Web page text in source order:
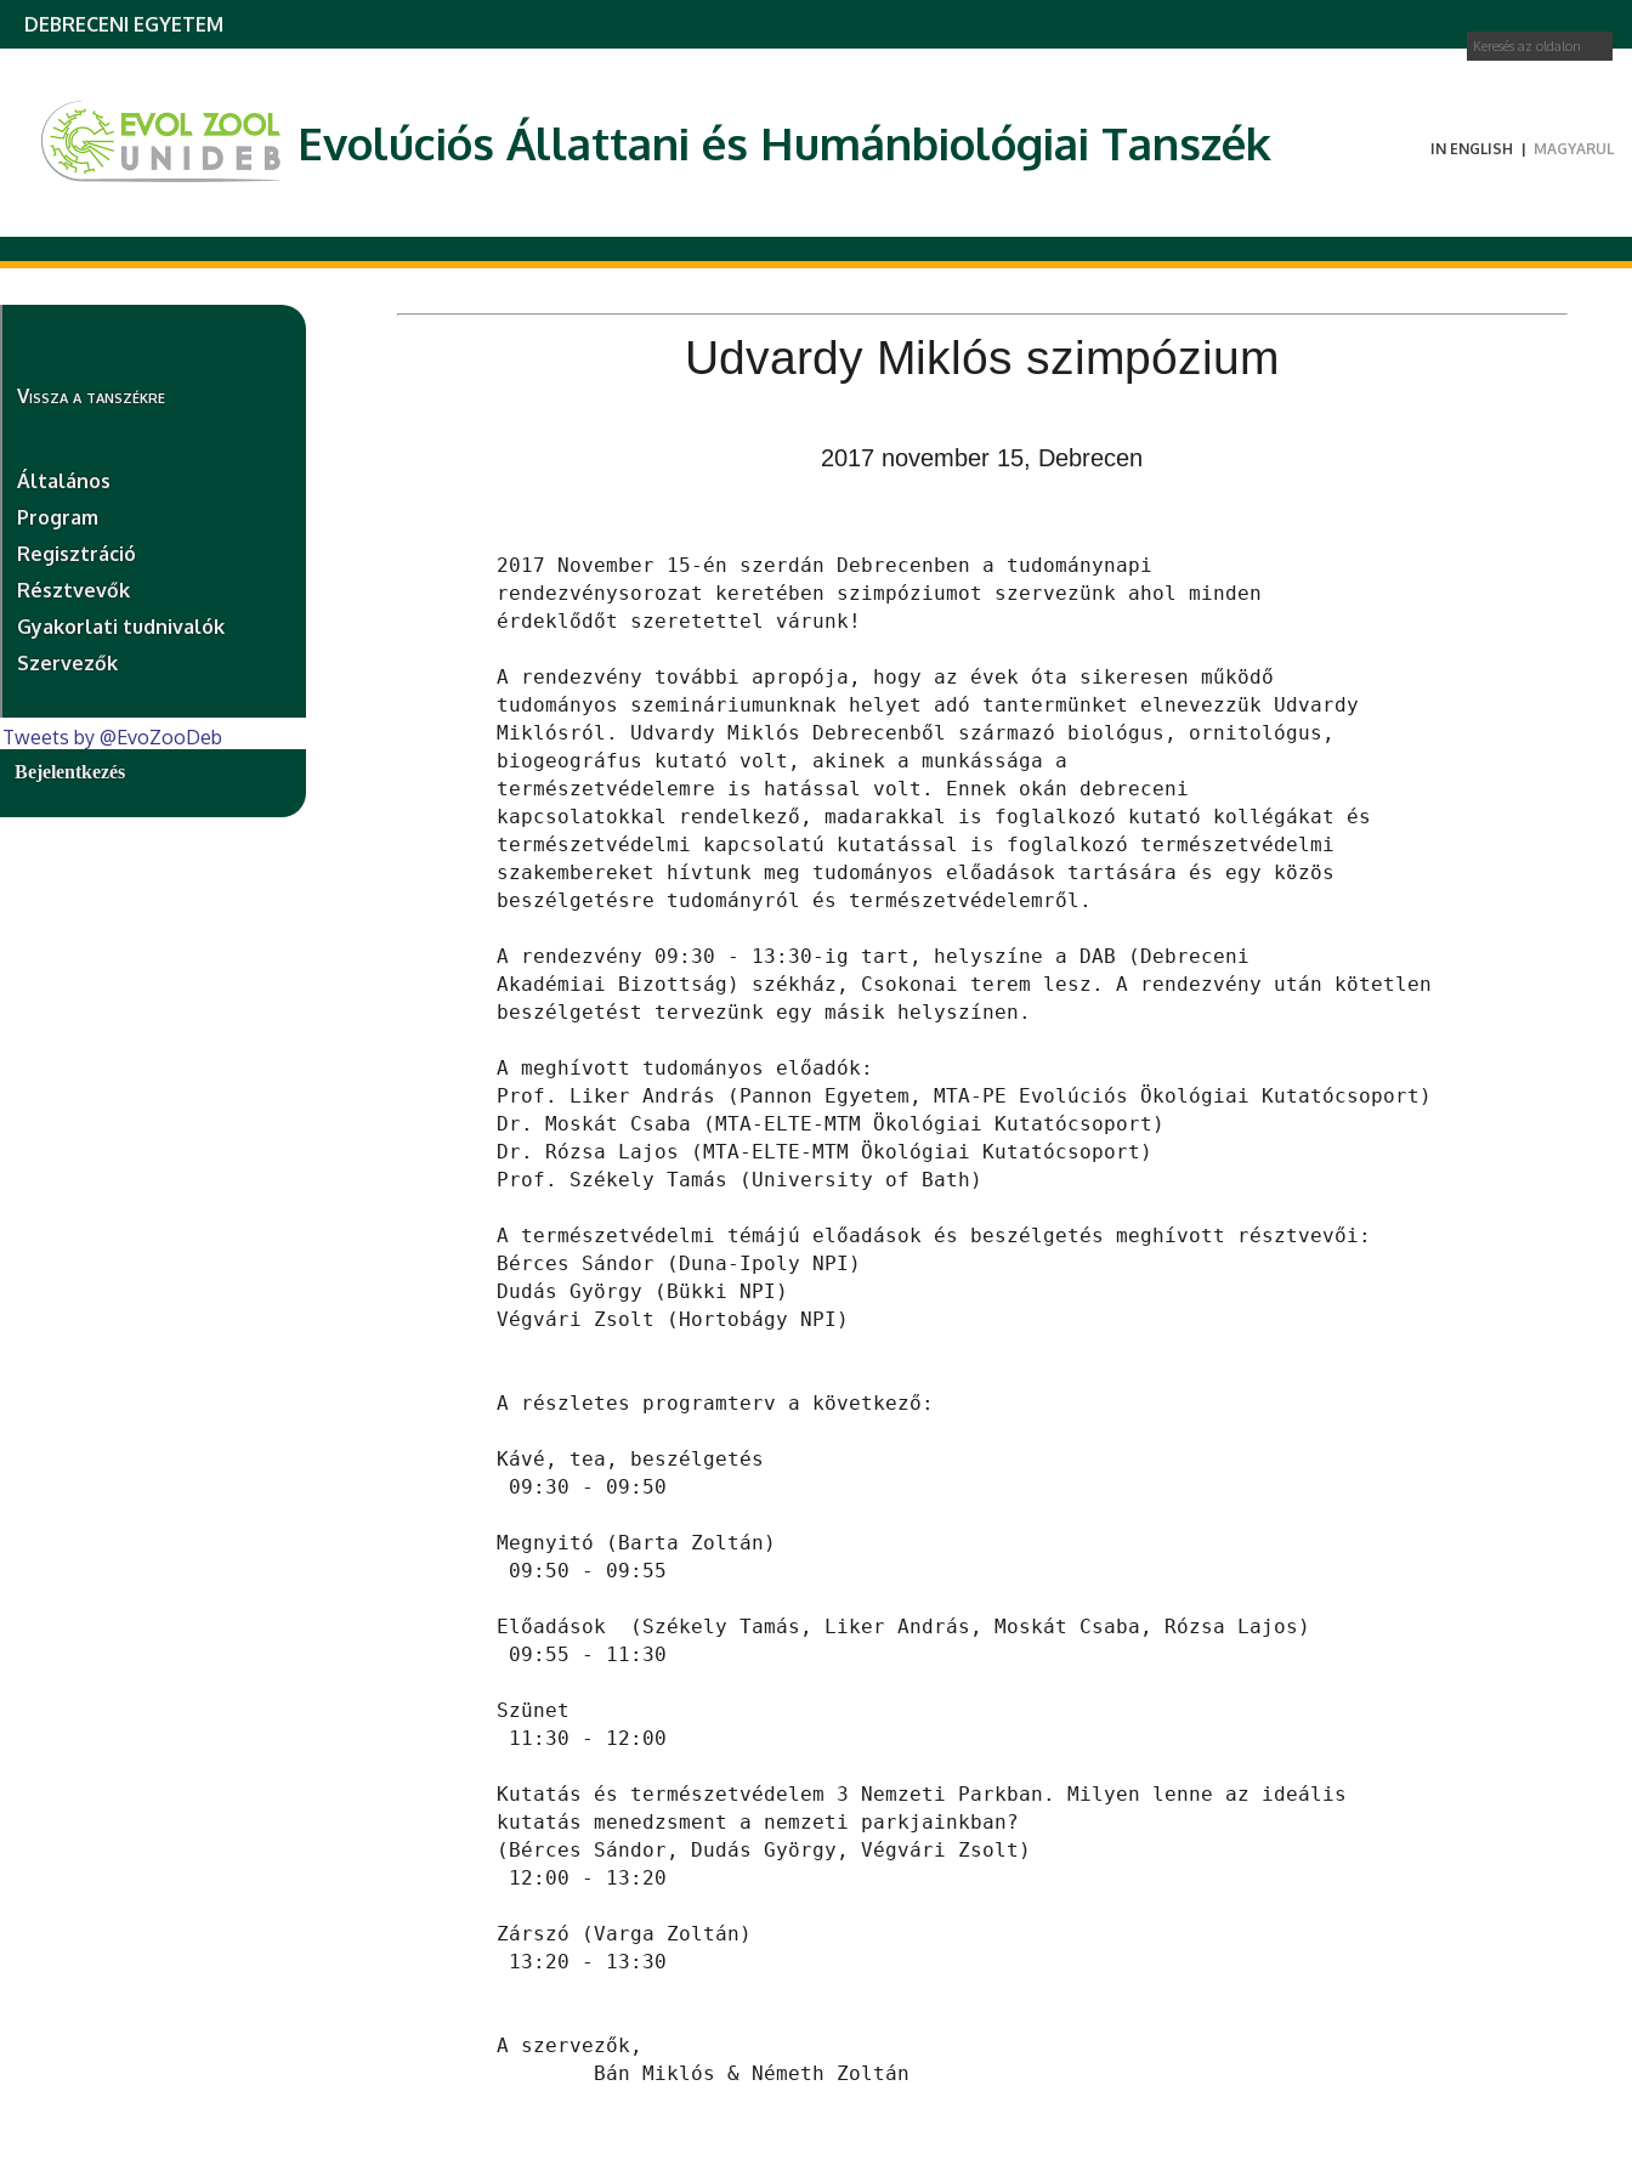
DEBRECENI EGYETEM
Evolúciós Állattani és Humánbiológiai Tanszék IN ENGLISH | MAGYARUL
Vissza a tanszékre
Általános
Program
Regisztráció
Résztvevők
Gyakorlati tudnivalók
Szervezők
Tweets by @EvoZooDeb
Bejelentkezés
Udvardy Miklós szimpózium
2017 november 15, Debrecen
2017 November 15-én szerdán Debrecenben a tudománynapi
rendezvénysorozat keretében szimpóziumot szervezünk ahol minden
érdeklődőt szeretettel várunk!
A rendezvény további apropója, hogy az évek óta sikeresen működő
tudományos szemináriumunknak helyet adó tantermünket elnevezzük Udvardy
Miklósról. Udvardy Miklós Debrecenből származó biológus, ornitológus,
biogeográfus kutató volt, akinek a munkássága a
természetvédelemre is hatással volt. Ennek okán debreceni
kapcsolatokkal rendelkező, madarakkal is foglalkozó kutató kollégákat és
természetvédelmi kapcsolatú kutatással is foglalkozó természetvédelmi
szakembereket hívtunk meg tudományos előadások tartására és egy közös
beszélgetésre tudományról és természetvédelemről.
A rendezvény 09:30 - 13:30-ig tart, helyszíne a DAB (Debreceni
Akadémiai Bizottság) székház, Csokonai terem lesz. A rendezvény után kötetlen
beszélgetést tervezünk egy másik helyszínen.
A meghívott tudományos előadók:
Prof. Liker András (Pannon Egyetem, MTA-PE Evolúciós Ökológiai Kutatócsoport)
Dr. Moskát Csaba (MTA-ELTE-MTM Ökológiai Kutatócsoport)
Dr. Rózsa Lajos (MTA-ELTE-MTM Ökológiai Kutatócsoport)
Prof. Székely Tamás (University of Bath)
A természetvédelmi témájú előadások és beszélgetés meghívott résztvevői:
Bérces Sándor (Duna-Ipoly NPI)
Dudás György (Bükki NPI)
Végvári Zsolt (Hortobágy NPI)
A részletes programterv a következő:
Kávé, tea, beszélgetés
09:30 - 09:50
Megnyitó (Barta Zoltán)
09:50 - 09:55
Előadások  (Székely Tamás, Liker András, Moskát Csaba, Rózsa Lajos)
09:55 - 11:30
Szünet
11:30 - 12:00
Kutatás és természetvédelem 3 Nemzeti Parkban. Milyen lenne az ideális
kutatás menedzsment a nemzeti parkjainkban?
(Bérces Sándor, Dudás György, Végvári Zsolt)
12:00 - 13:20
Zárszó (Varga Zoltán)
13:20 - 13:30
A szervezők,